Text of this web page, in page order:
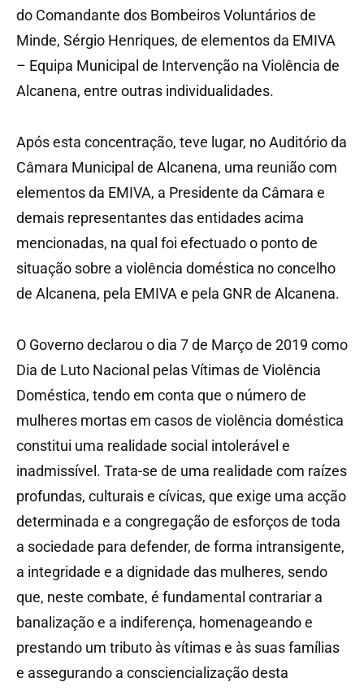
do Comandante dos Bombeiros Voluntários de
Minde, Sérgio Henriques, de elementos da EMIVA
– Equipa Municipal de Intervenção na Violência de
Alcanena, entre outras individualidades.
Após esta concentração, teve lugar, no Auditório da
Câmara Municipal de Alcanena, uma reunião com
elementos da EMIVA, a Presidente da Câmara e
demais representantes das entidades acima
mencionadas, na qual foi efectuado o ponto de
situação sobre a violência doméstica no concelho
de Alcanena, pela EMIVA e pela GNR de Alcanena.
O Governo declarou o dia 7 de Março de 2019 como
Dia de Luto Nacional pelas Vítimas de Violência
Doméstica, tendo em conta que o número de
mulheres mortas em casos de violência doméstica
constitui uma realidade social intolerável e
inadmissível. Trata-se de uma realidade com raízes
profundas, culturais e cívicas, que exige uma acção
determinada e a congregação de esforços de toda
a sociedade para defender, de forma intransigente,
a integridade e a dignidade das mulheres, sendo
que, neste combate, é fundamental contrariar a
banalização e a indiferença, homenageando e
prestando um tributo às vítimas e às suas famílias
e assegurando a consciencialização desta